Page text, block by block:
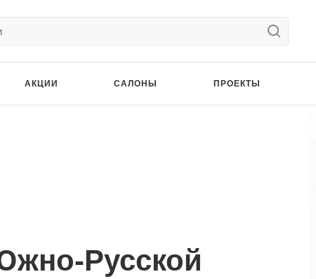
АКЦИИ САЛОНЫ ПРОЕКТЫ
Русской